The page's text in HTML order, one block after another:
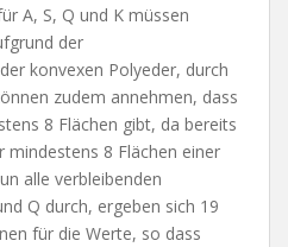
A, S, Q und K müssen
der
konvexen Polyeder, durch
zudem annehmen, dass
8 Flächen gibt, da bereits
mindestens 8 Flächen einer
alle verbleibenden
Q durch, ergeben sich 19
für die Werte, so dass